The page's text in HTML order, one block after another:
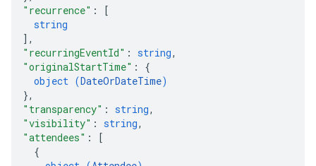
"recurrence" :
[
string
] ,
"recurringEventId" : string,
"originalStartTime" : {
object (DateOrDateTime)
},
"transparency" : string,
"visibility" : string,
"attendees" :
[
{